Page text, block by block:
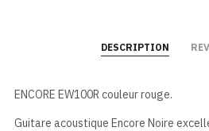
DESCRIPTION
ENCORE EW100R couleur rouge.
Guitare acoustique Encore Noire